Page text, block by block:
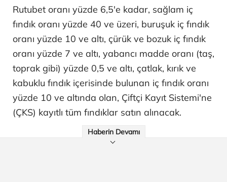
Rutubet oranı yüzde 6,5'e kadar, sağlam iç
fındık oranı yüzde 40 ve üzeri, buruşuk iç fındık
oranı yüzde 10 ve altı, çürük ve bozuk iç fındık
oranı yüzde 7 ve altı, yabancı madde oranı (taş,
toprak gibi) yüzde 0,5 ve altı, çatlak, kırık ve
kabuklu fındık içerisinde bulunan iç fındık oranı
yüzde 10 ve altında olan, Çiftçi Kayıt Sistemi'ne
(ÇKS) kayıtlı tüm fındıklar satın alınacak.
Haberin Devamı